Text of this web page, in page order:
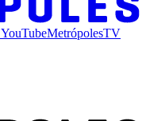
YouTubeMetrópolesTV